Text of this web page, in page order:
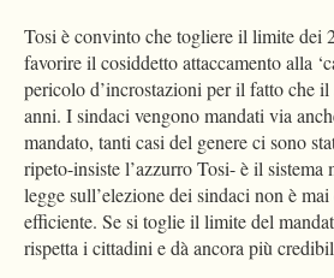
Tosi è convinto che togliere il limite dei
favorire il cosiddetto attaccamento alla
pericolo d’incrostazioni per il fatto che
anni. I sindaci vengono mandati via
mandato, tanti casi del genere ci sono
ripeto-insiste l’azzurro Tosi- è il sistema
legge sull’elezione dei sindaci non è
efficiente. Se si toglie il limite del
rispetta i cittadini e dà ancora più